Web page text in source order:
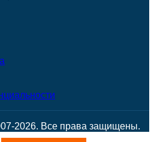
2026. Все права защищены.